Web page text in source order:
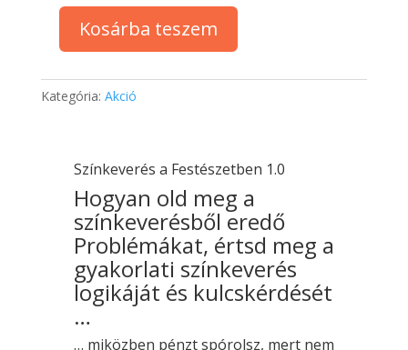
Színkeverés
Festészetben
1.0
mennyiség
Kosárba teszem
Kategória: Akció
Színkeverés a Festészetben 1.0
Hogyan old meg a
színkeverésből eredő
Problémákat, értsd meg a
gyakorlati színkeverés
logikáját és kulcskérdését
…
… miközben pénzt spórolsz, mert nem